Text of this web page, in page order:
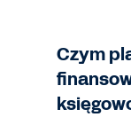
Czym